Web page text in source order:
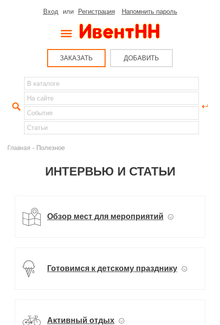
Вход или Регистрация Напомнить пароль
ЗАКАЗАТЬ ДОБАВИТЬ
Главная - Полезное
ИНТЕРВЬЮ И СТАТЬИ
Обзор мест для мероприятий
Готовимся к детскому празднику
Активный отдых